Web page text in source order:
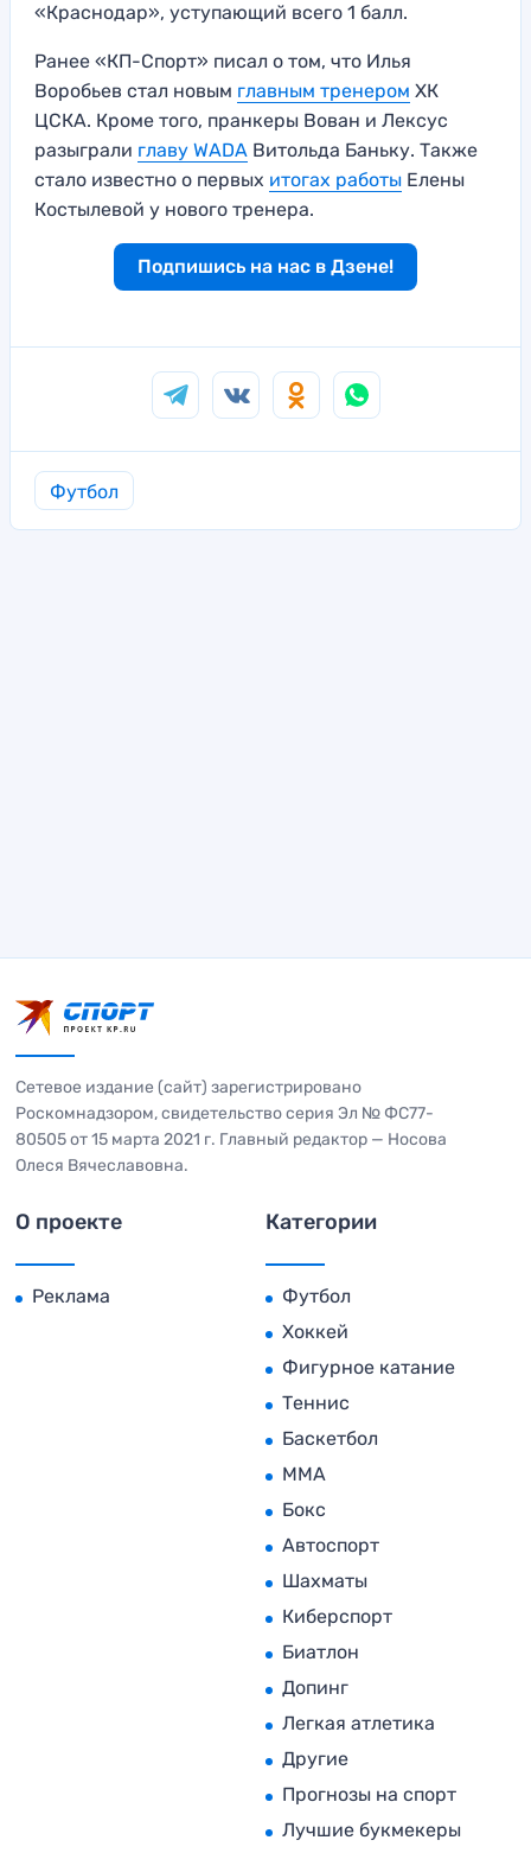
«Краснодар», уступающий всего 1 балл.
Ранее «КП-Спорт» писал о том, что Илья
Воробьев стал новым главным тренером ХК
ЦСКА. Кроме того, пранкеры Вован и Лексус
разыграли главу WADA Витольда Баньку. Также
стало известно о первых итогах работы Елены
Костылевой у нового тренера.
Подпишись на нас в Дзене!
Футбол
Сетевое издание (сайт) зарегистрировано
Роскомнадзором, свидетельство серия Эл № ФС77-
80505 от 15 марта 2021 г. Главный редактор — Носова
Олеся Вячеславовна.
О проекте
Реклама
Категории
Футбол
Хоккей
Фигурное катание
Теннис
Баскетбол
MMA
Бокс
Автоспорт
Шахматы
Киберспорт
Биатлон
Допинг
Легкая атлетика
Другие
Прогнозы на спорт
Лучшие букмекеры